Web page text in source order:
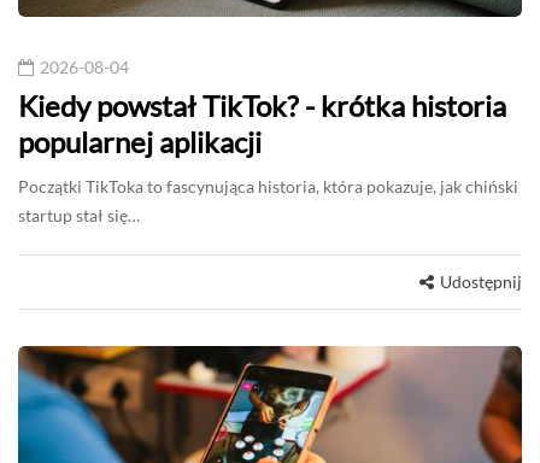
2026-08-04
Kiedy powstał TikTok? - krótka historia
popularnej aplikacji
Początki TikToka to fascynująca historia, która pokazuje, jak chiński
startup stał się…
Udostępnij